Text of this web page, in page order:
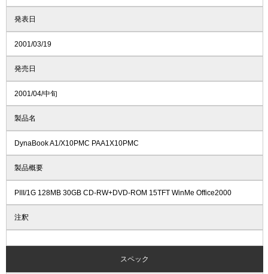
発表日
2001/03/19
発売日
2001/04/中旬
製品名
DynaBook A1/X10PMC PAA1X10PMC
製品概要
PIII/1G 128MB 30GB CD-RW+DVD-ROM 15TFT WinMe Office2000
注釈
スペック